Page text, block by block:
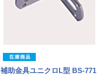
補助金具ユニクロL型 BS-771